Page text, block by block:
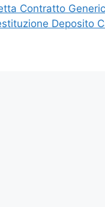
Contratto
Deposito